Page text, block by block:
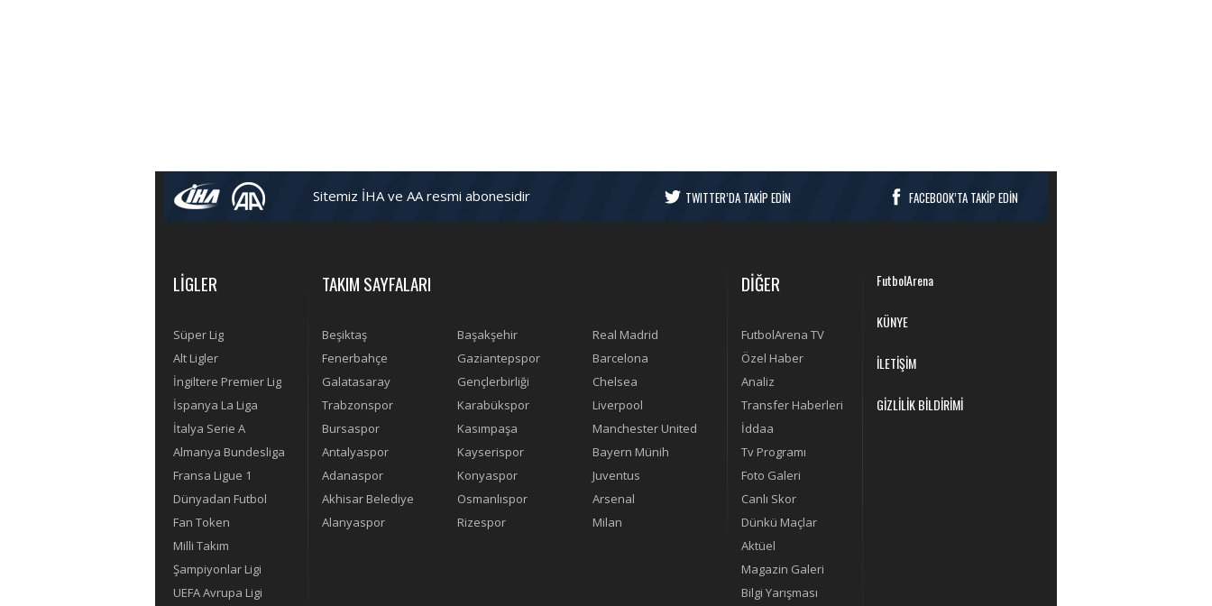
Sitemiz İHA ve AA resmi abonesidir TWITTER’DA TAKİP EDİN FACEBOOK’TA TAKİP EDİN
LİGLER
Süper Lig
Alt Ligler
İngiltere Premier Lig
İspanya La Liga
İtalya Serie A
Almanya Bundesliga
Fransa Ligue 1
Dünyadan Futbol
Fan Token
Milli Takım
Şampiyonlar Ligi
UEFA Avrupa Ligi
TAKIM SAYFALARI
Beşiktaş Başakşehir
Real Madrid
Fenerbahçe
Gaziantepspor
Barcelona
Galatasaray
Gençlerbirliği
Chelsea
Trabzonspor
Karabükspor
Liverpool
Bursaspor
Kasımpaşa
Manchester United
Antalyaspor
Kayserispor
Bayern Münih
Adanaspor
Konyaspor
Juventus
Akhisar Belediye
Osmanlıspor
Arsenal
Alanyaspor
Rizespor Milan
DİĞER
FutbolArena TV
Özel Haber
Analiz
Transfer Haberleri
İddaa
Tv Programı
Foto Galeri
Canlı Skor
Dünkü Maçlar
Aktüel
Magazin Galeri
Bilgi Yarışması
FutbolArena
KÜNYE
İLETİŞİM
GİZLİLİK BİLDİRİMİ